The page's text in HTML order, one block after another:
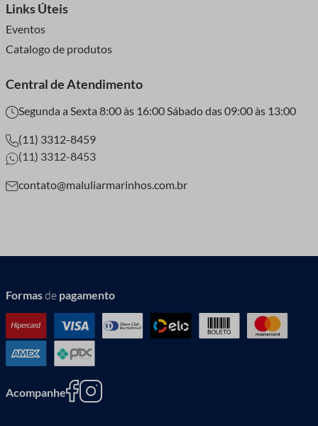
Links Úteis
Eventos
Catalogo de produtos
Central de Atendimento
Segunda a Sexta 8:00 às 16:00 Sábado das 09:00 às 13:00
(11) 3312-8459
(11) 3312-8453
contato@maluliarmarinhos.com.br
Formasde pagamento
Acompanhe